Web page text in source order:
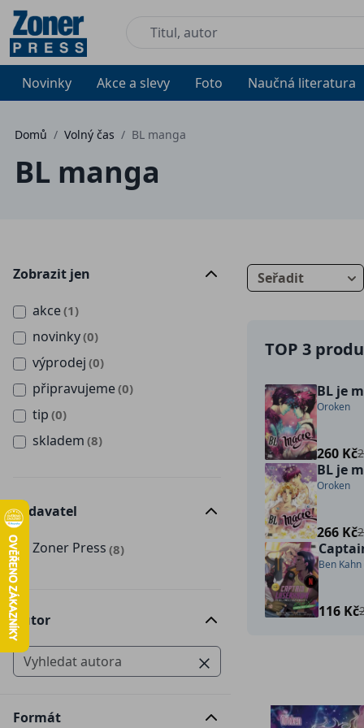
Novinky Akce a slevy Foto Naučná literatura
Domů / Volný čas / BL manga
BL manga
Zobrazit jen
akce(1)
novinky(0)
výprodej (0)
připravujeme(0)
tip (0)
skladem (8)
Vydavatel
Zoner Press (8)
Autor
Formát
Seřadit
TOP 3
BL je
Oroken
260 Kč
BL je
Oroken
266 Kč
Ben
116 Kč